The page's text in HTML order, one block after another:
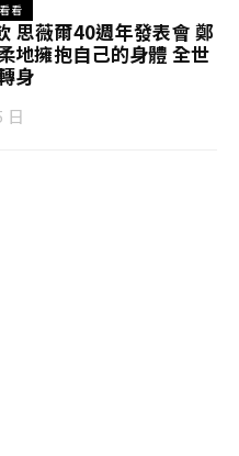
看
思薇爾40週年發表會 鄭
地擁抱自己的身體 全世
身
日